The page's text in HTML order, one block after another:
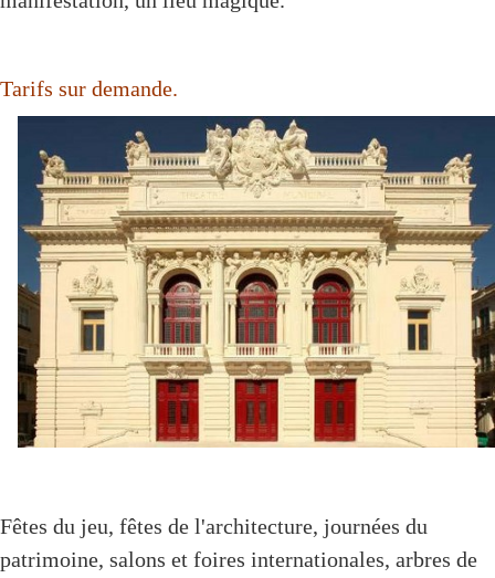
Tarifs sur demande.
Fêtes du jeu, fêtes de l'architecture, journées du
patrimoine, salons et foires internationales, arbres de